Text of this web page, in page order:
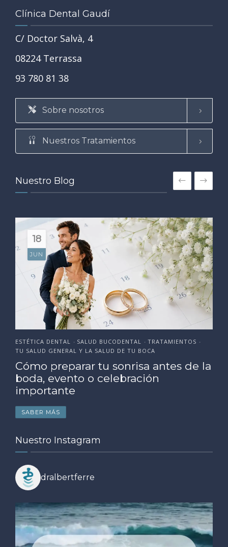
Clínica Dental Gaudí
C/ Doctor Salvà, 4
08224 Terrassa
93 780 81 38
Sobre nosotros
Nuestros Tratamientos
Nuestro Blog
18
JUN
ESTÉTICA DENTAL • SALUD BUCODENTAL • TRATAMIENTOS •
TU SALUD GENERAL Y LA SALUD DE TU BOCA
Cómo preparar tu sonrisa antes de la
boda, evento o celebración
importante
SABER MÁS
Nuestro Instagram
dralbertferre